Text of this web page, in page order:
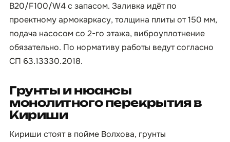
B20/F100/W4 с запасом. Заливка идёт по
проектному армокаркасу, толщина плиты от 150 мм,
подача насосом со 2-го этажа, виброуплотнение
обязательно. По нормативу работы ведут согласно
СП 63.13330.2018.
Грунты и нюансы
монолитного перекрытия в
Кириши
Кириши стоят в пойме Волхова, грунты